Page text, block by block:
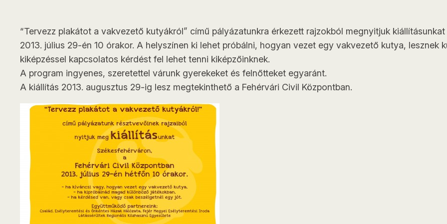
“Tervezz plakátot a vakvezető kutyákról” című pályázatunkra érkezett rajzokból megnyitjuk
2013. július 29-én 10 órakor. A helyszínen ki lehet próbálni, hogyan vezet egy vakvezető kutya, lesznek
kiképzéssel kapcsolatos kérdést fel lehet tenni kiképzőinknek.
A program ingyenes, szeretettel várunk gyerekeket és felnőtteket egyaránt.
A kiállítás 2013. augusztus 29-ig lesz megtekinthető a Fehérvári Civil Központban.